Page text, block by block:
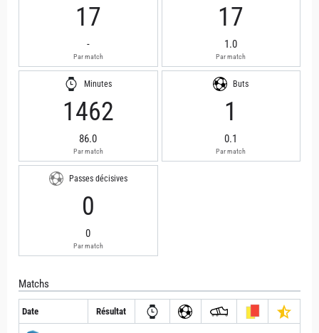
17
-
Par match
17
1.0
Par match
Minutes
1462
86.0
Par match
Buts
1
0.1
Par match
Passes décisives
0
0
Par match
Matchs
Date Résultat